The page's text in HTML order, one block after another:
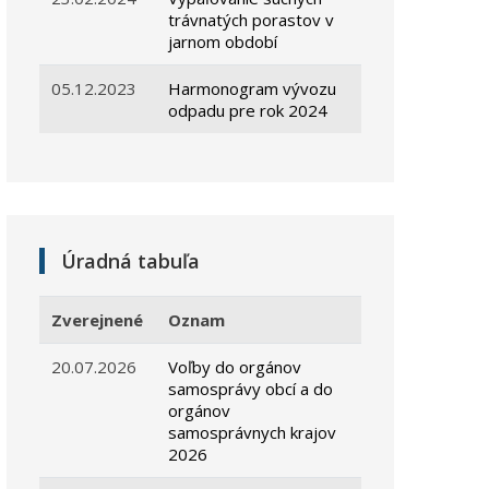
trávnatých porastov v
jarnom období
05.12.2023
Harmonogram vývozu
odpadu pre rok 2024
Úradná tabuľa
Zverejnené Oznam
20.07.2026
Voľby do orgánov
samosprávy obcí a do
orgánov
samosprávnych krajov
2026